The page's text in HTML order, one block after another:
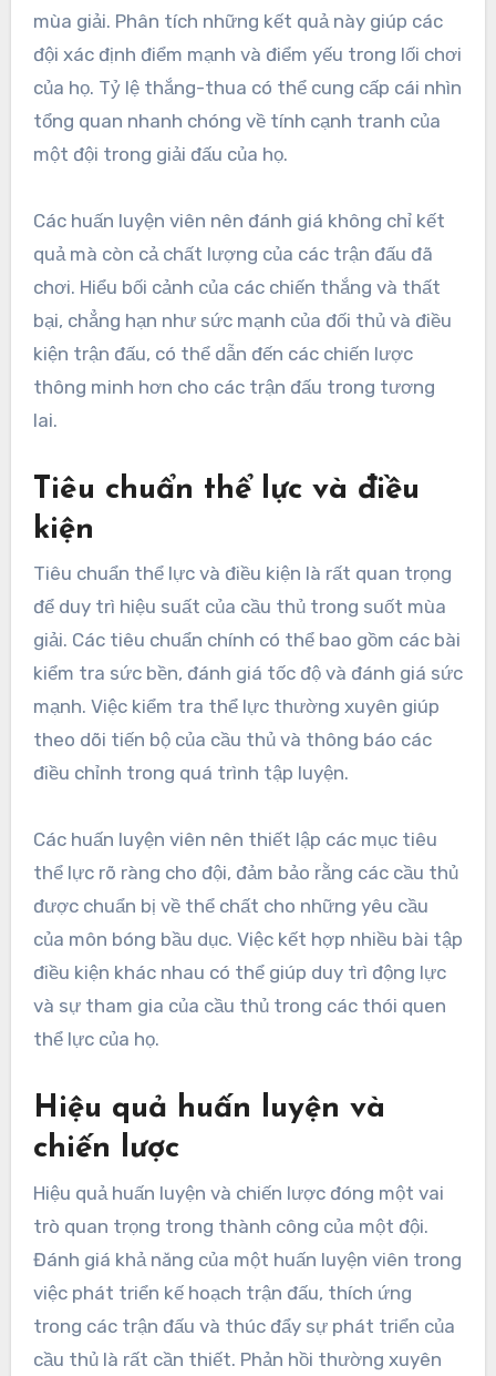
mùa giải. Phân tích những kết quả này giúp các
đội xác định điểm mạnh và điểm yếu trong lối chơi
của họ. Tỷ lệ thắng-thua có thể cung cấp cái nhìn
tổng quan nhanh chóng về tính cạnh tranh của
một đội trong giải đấu của họ.
Các huấn luyện viên nên đánh giá không chỉ kết
quả mà còn cả chất lượng của các trận đấu đã
chơi. Hiểu bối cảnh của các chiến thắng và thất
bại, chẳng hạn như sức mạnh của đối thủ và điều
kiện trận đấu, có thể dẫn đến các chiến lược
thông minh hơn cho các trận đấu trong tương
lai.
Tiêu chuẩn thể lực và điều
kiện
Tiêu chuẩn thể lực và điều kiện là rất quan trọng
để duy trì hiệu suất của cầu thủ trong suốt mùa
giải. Các tiêu chuẩn chính có thể bao gồm các bài
kiểm tra sức bền, đánh giá tốc độ và đánh giá sức
mạnh. Việc kiểm tra thể lực thường xuyên giúp
theo dõi tiến bộ của cầu thủ và thông báo các
điều chỉnh trong quá trình tập luyện.
Các huấn luyện viên nên thiết lập các mục tiêu
thể lực rõ ràng cho đội, đảm bảo rằng các cầu thủ
được chuẩn bị về thể chất cho những yêu cầu
của môn bóng bầu dục. Việc kết hợp nhiều bài tập
điều kiện khác nhau có thể giúp duy trì động lực
và sự tham gia của cầu thủ trong các thói quen
thể lực của họ.
Hiệu quả huấn luyện và
chiến lược
Hiệu quả huấn luyện và chiến lược đóng một vai
trò quan trọng trong thành công của một đội.
Đánh giá khả năng của một huấn luyện viên trong
việc phát triển kế hoạch trận đấu, thích ứng
trong các trận đấu và thúc đẩy sự phát triển của
cầu thủ là rất cần thiết. Phản hồi thường xuyên